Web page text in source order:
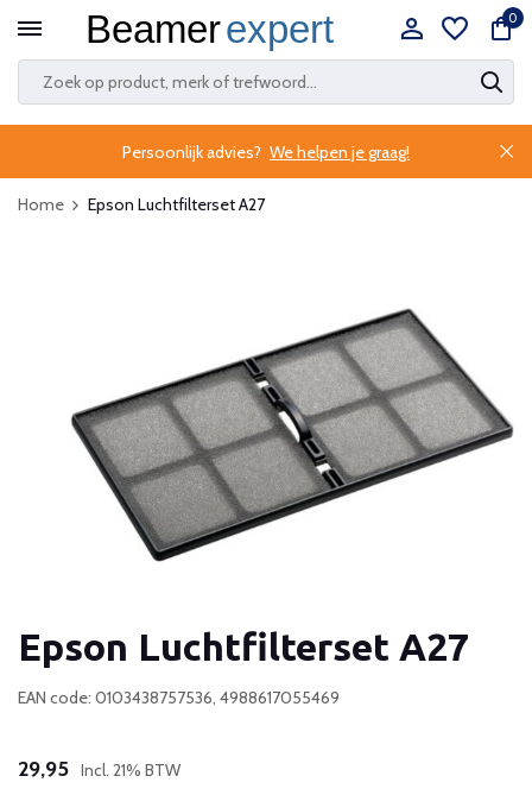
0
Persoonlijk advies? We helpen je graag!
Home Epson Luchtfilterset A27
Epson Luchtfilterset A27
EAN code: 0103438757536, 4988617055469
29,95 Incl. 21% BTW